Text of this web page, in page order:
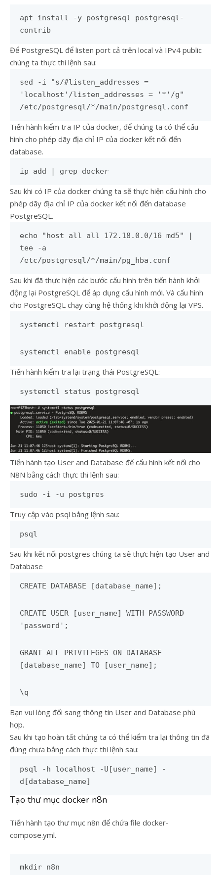
apt install -y postgresql postgresql-
contrib
Để PostgreSQL để listen port cả trên local và IPv4 public
chúng ta thực thi lệnh sau:
sed -i "s/#listen_addresses =
'localhost'/listen_addresses = '*'/g"
/etc/postgresql/*/main/postgresql.conf
Tiến hành kiểm tra IP của docker, để chúng ta có thể cấu
hình cho phép dãy địa chỉ IP của docker kết nối đến
database.
ip add | grep docker
Sau khi có IP của docker chúng ta sẽ thực hiện cấu hình cho
phép dãy địa chỉ IP của docker kết nối đến database
PostgreSQL.
echo "host all all 172.18.0.0/16 md5" |
tee -a
/etc/postgresql/*/main/pg_hba.conf
Sau khi đã thực hiện các bước cấu hình trên tiến hành khởi
động lại PostgreSQL để áp dụng cấu hình mới. Và cấu hình
cho PostgreSQL chạy cùng hệ thống khi khởi động lại VPS.
systemctl restart postgresql
systemctl enable postgresql
Tiến hành kiểm tra lại trạng thái PostgreSQL:
systemctl status postgresql
Tiến hành tạo User and Database để cấu hình kết nối cho
N8N bằng cách thực thi lệnh sau:
sudo -i -u postgres
Truy cập vào psql bằng lệnh sau:
psql
Sau khi kết nối postgres chúng ta sẽ thực hiện tạo User and
Database
CREATE DATABASE [database_name];
CREATE USER [user_name] WITH PASSWORD
'password';
GRANT ALL PRIVILEGES ON DATABASE
[database_name] TO [user_name];
\q
Bạn vui lòng đổi sang thông tin User and Database phù
hợp.
Sau khi tạo hoàn tất chúng ta có thể kiểm tra lại thông tin đã
đúng chưa bằng cách thực thi lệnh sau:
psql -h localhost -U[user_name] -
d[database_name]
Tạo thư mục docker n8n
Tiến hành tạo thư mục n8n để chứa file docker-
compose.yml.
mkdir n8n